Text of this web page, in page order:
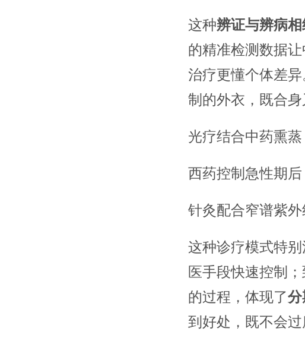
这种辨证与辨病
的精准检测数据
治疗更懂个体差
制的外衣，既合身
光疗结合中药熏
西药控制急性期
针灸配合窄谱紫
这种诊疗模式特
医手段快速控制
的过程，体现了分
到好处，既不会过